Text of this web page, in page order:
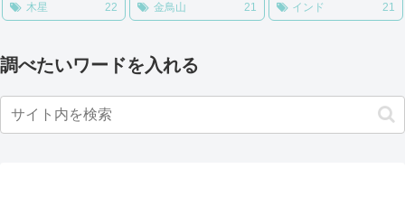
木星 22 金鳥山 21 インド 21
調べたいワードを入れる